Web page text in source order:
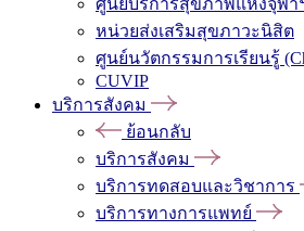
ศูนย์บริการสุขภาพแห่งจุฬา
หน่วยส่งเสริมสุขภาวะนิสิต
ศูนย์นวัตกรรมการเรียนรู้
CUVIP
บริการสังคม
ย้อนกลับ
บริการสังคม
บริการทดสอบและวิชาการ
บริการทางการแพทย์